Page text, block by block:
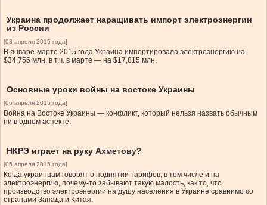
Украина продолжает наращивать импорт электроэнергии
из России
[08 апреля 2015 года]
В январе-марте 2015 года Украина импортировала электроэнергию на
$34,755 млн, в т.ч. в марте — на $17,815 млн.
Основные уроки войны на востоке Украины
[06 апреля 2015 года]
Война на Востоке Украины — конфликт, который нельзя назвать обычным
ни в одном аспекте.
НКРЭ играет на руку Ахметову?
[06 апреля 2015 года]
Когда украинцам говорят о поднятии тарифов, в том числе и на
электроэнергию, почему-то забывают такую малость, как то, что
производство электроэнергии на душу населения в Украине сравнимо со
странами Запада и Китая.